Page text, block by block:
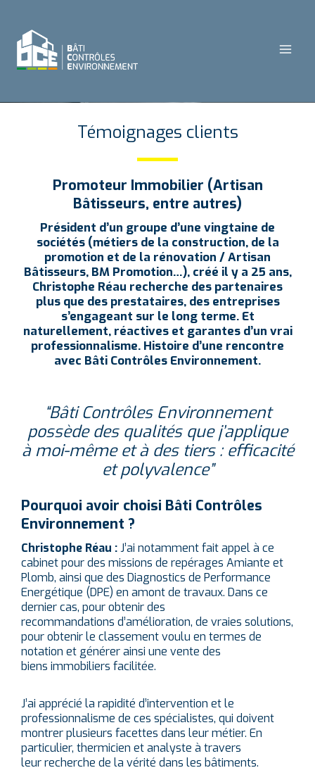
Témoignages clients
Promoteur Immobilier (Artisan
Bâtisseurs, entre autres)
Président d’un groupe d’une vingtaine de
sociétés (métiers de la construction, de la
promotion et de la rénovation / Artisan
Bâtisseurs, BM Promotion…), créé il y a 25 ans,
Christophe Réau recherche des partenaires
plus que des prestataires, des entreprises
s’engageant sur le long terme. Et
naturellement, réactives et garantes d’un vrai
professionnalisme. Histoire d’une rencontre
avec Bâti Contrôles Environnement.
“Bâti Contrôles Environnement
possède des qualités que j’applique
à moi-même et à des tiers : efficacité
et polyvalence”
Pourquoi avoir choisi Bâti Contrôles
Environnement ?
Christophe Réau :J’ai notamment fait appel à ce
cabinet pour des missions de repérages Amiante et
Plomb, ainsi que des Diagnostics de Performance
Energétique (DPE) en amont de travaux. Dans ce
dernier cas, pour obtenir des
recommandations d’amélioration, de vraies solutions,
pour obtenir le classement voulu en termes de
notation et générer ainsi une vente des
biens immobiliers facilitée.
J’ai apprécié la rapidité d’intervention et le
professionnalisme de ces spécialistes, qui doivent
montrer plusieurs facettes dans leur métier. En
particulier, thermicien et analyste à travers
leur recherche de la vérité dans les bâtiments.